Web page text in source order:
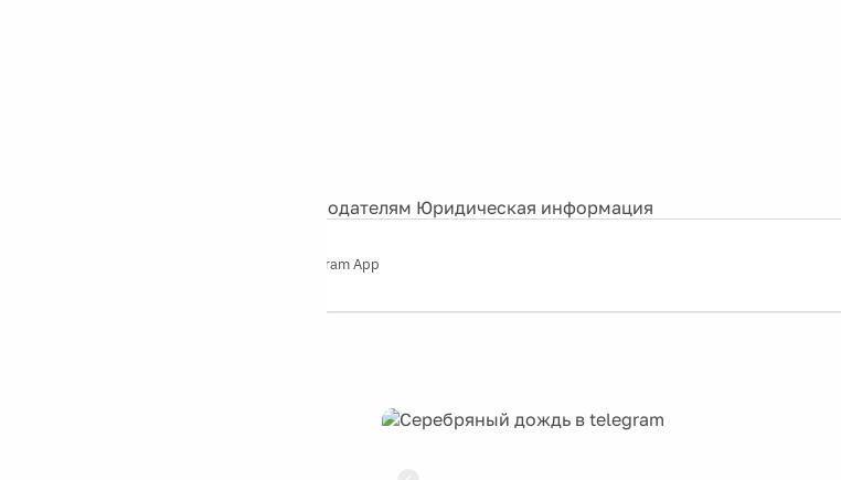
Рекламодателям Юридическая информация
Telegram App